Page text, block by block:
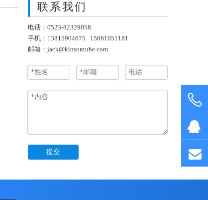
联系我们
电话：0523-82329058
手机：13815904675 15861051181
邮箱： jack@kinsontube.com
提交